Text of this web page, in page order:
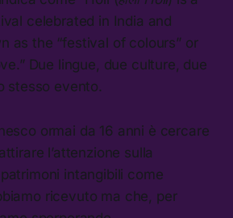
celebrated in India and
as the “festival of colours” or
Due lingue, due culture, due
stesso evento.
ormai da 16 anni è cercare
l’attenzione sulla
intangibili come
ricevuto ma che, per